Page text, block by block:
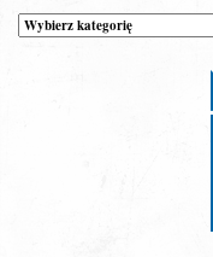
Kategorie
wpisów